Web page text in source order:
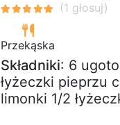
Przekąska
Składniki: 6
łyżeczki pieprzu
limonki 1/2